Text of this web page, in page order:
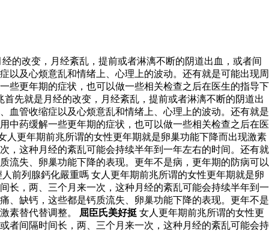
的改变，月经紊乱，提前或者淋漓不断的阴道出血，或者间
以及心烦意乱和情绪上、心理上的波动。还有就是可能出现周
些更年期的症状，也可以做一些相关检查之后在医生的指导下
先就是月经的改变，月经紊乱，提前或者淋漓不断的阴道出
血管收缩症以及心烦意乱和情绪上、心理上的波动。还有就是
中药缓解一些更年期的症状，也可以做一些相关检查之后在医
人更年期前兆所谓的女性更年期就是卵巢功能下降而出现激素
，这种月经的紊乱可能会持续半年到一年左右的时间。还有就
流失、卵巢功能下降的表现。更年不是病，更年期的防病可以
前列腺鈣化嚴重嗎 女人更年期前兆所谓的女性更年期就是卵
长，两、三个月来一次，这种月经的紊乱可能会持续半年到一
、缺钙，这些都是钙质流失、卵巢功能下降的表现。更年不是
素替代替调整。
屈臣氏美好挺 女人更年期前兆所谓的女性更
者间隔时间长，两、三个月来一次，这种月经的紊乱可能会持